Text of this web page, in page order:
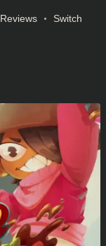
Reviews Switch